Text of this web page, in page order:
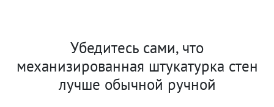
Убедитесь сами, что
механизированная штукатурка стен
лучше обычной ручной